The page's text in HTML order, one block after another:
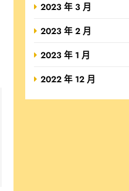
2023 年 3 月
2023 年 2 月
2023 年 1 月
2022 年 12 月